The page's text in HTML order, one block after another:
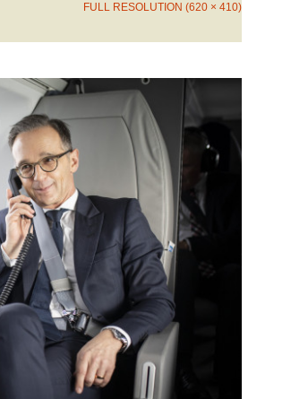
FULL RESOLUTION (620 × 410)